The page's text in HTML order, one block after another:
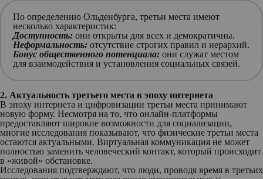
По определению Ольденбурга, третьи места имеют
несколько характеристик:
Доступность: они открыты для всех и демократичны.
Неформальность: отсутствие строгих правил и иерархий.
Бонус общественного потенциала: они служат местом
для взаимодействия и установления социальных связей.
2. Актуальность третьего места в эпоху интернета
В эпоху интернета и цифровизации третьи места принимают
новую форму. Несмотря на то, что онлайн-платформы
предоставляют широкие возможности для социализации,
многие исследования показывают, что физические третьи места
остаются актуальными. Виртуальная коммуникация не может
полностью заменить человеческий контакт, который происходит
в «живой» обстановке.
Исследования подтверждают, что люди, проводя время в третьих